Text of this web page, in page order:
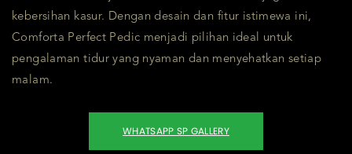
kebersihan kasur. Dengan desain dan fitur istimewa ini,
Comforta Perfect Pedic menjadi pilihan ideal untuk
pengalaman tidur yang nyaman dan menyehatkan setiap
malam.
WHATSAPP SP GALLERY